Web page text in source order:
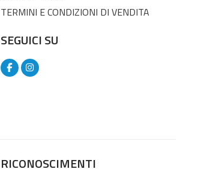
TERMINI E CONDIZIONI DI VENDITA
SEGUICI SU
RICONOSCIMENTI